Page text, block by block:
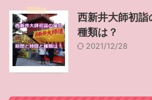
西新井大師初詣
種類は？
2021/12/28